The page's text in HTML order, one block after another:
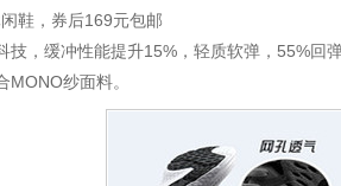
鞋，券后169元包邮
技，缓冲性能提升15%，轻质软弹，55%回
MONO纱面料。